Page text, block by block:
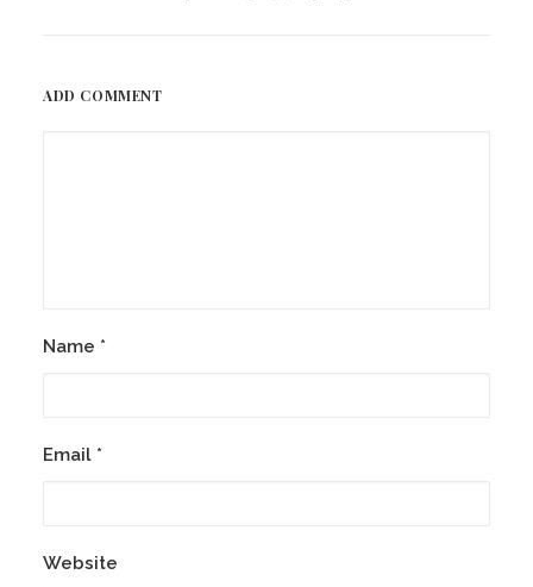
ADD COMMENT
Name *
Email *
Website